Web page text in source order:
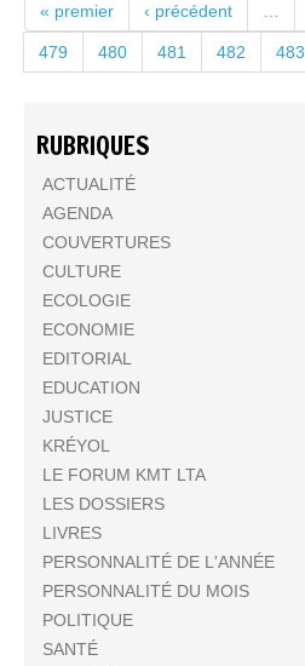
« premier ‹ précédent
479 480 481 482 483
RUBRIQUES
ACTUALITÉ
AGENDA
COUVERTURES
CULTURE
ECOLOGIE
ECONOMIE
EDITORIAL
EDUCATION
JUSTICE
KRÉYOL
LE FORUM KMT LTA
LES DOSSIERS
LIVRES
PERSONNALITÉ DE L'ANNÉE
PERSONNALITÉ DU MOIS
POLITIQUE
SANTÉ